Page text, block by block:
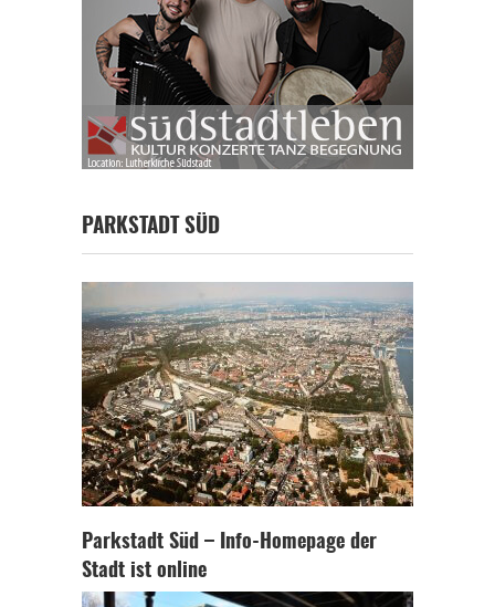
PARKSTADT SÜD
Parkstadt Süd – Info-Homepage der
Stadt ist online